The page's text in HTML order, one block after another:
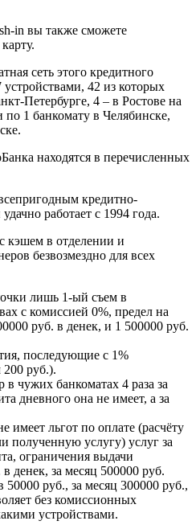
in вы также сможете
сеть этого кредитного
42 из которых
Петербурге, 4 – в Ростове на
1 банкомату в Челябинске,
находятся в перечисленных
кредитно-
работает с 1994 года.
кэшем в отделении и
безвозмездно для всех
лишь 1-ый съем в
с комиссией 0%, предел на
руб. в денек, и 1 500000 руб.
последующие с 1%
руб.).
чужих банкоматах 4 раза за
дневного она не имеет, а за
имеет льгот по оплате (расчёту
полученную услугу) услуг за
ограничения выдачи
в денек, за месяц 500000 руб.
руб., за месяц 300000 руб.,
без комиссионных
устройствами.